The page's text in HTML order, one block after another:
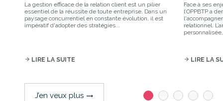
La gestion efficace de la relation client est un pilier
essentiel de la réussite de toute entreprise. Dans un
paysage concurrentiel en constante évolution, il est
impératif d'adopter des stratégies...
arrow_forward LIRE LA SUITE
Face à ses
l’OPPBTP a
relationnel.
arrow_forward LIRE LA
J’en veux plus trending_flat